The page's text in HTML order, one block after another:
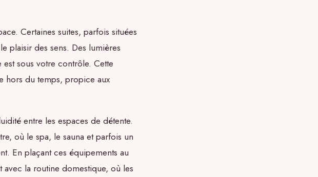
Certaines suites, parfois situées
plaisir des sens. Des lumières
est sous votre contrôle. Cette
hors du temps, propice aux
entre les espaces de détente.
où le spa, le sauna et parfois un
En plaçant ces équipements au
avec la routine domestique, où les